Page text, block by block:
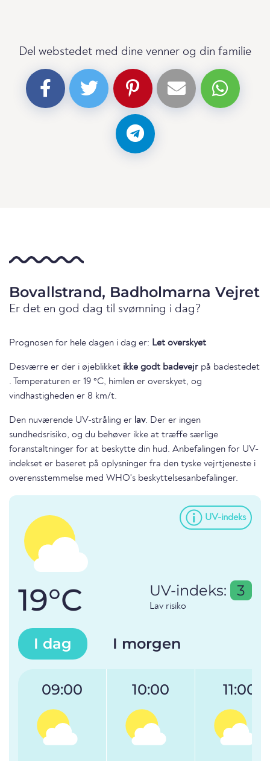
Del webstedet med dine venner og din familie
Bovallstrand, Badholmarna Vejret
Er det en god dag til svømning i dag?
Prognosen for hele dagen i dag er: Let overskyet
Desværre er der i øjeblikket ikke godt badevejr på badestedet
. Temperaturen er 19 °C, himlen er overskyet, og
vindhastigheden er 8 km/t.
Den nuværende UV-stråling er lav. Der er ingen
sundhedsrisiko, og du behøver ikke at træffe særlige
foranstaltninger for at beskytte din hud. Anbefalingen for UV-
indekset er baseret på oplysninger fra den tyske vejrtjeneste i
overensstemmelse med WHO's beskyttelsesanbefalinger.
UV-indeks
19°C UV-indeks: 3
Lav risiko
I dag I morgen
09:00 10:00 11:00